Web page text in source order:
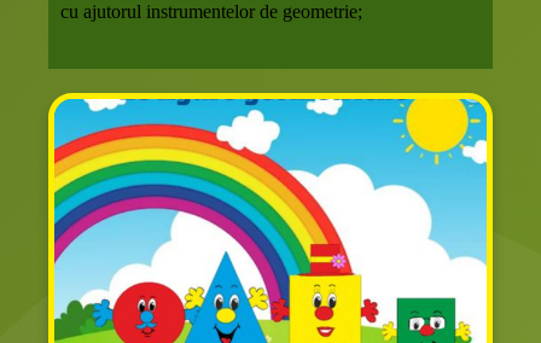
cu ajutorul instrumentelor de geometrie;